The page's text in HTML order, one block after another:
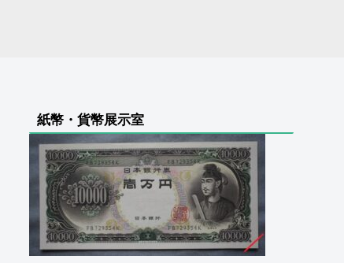
紙幣・貨幣展示室